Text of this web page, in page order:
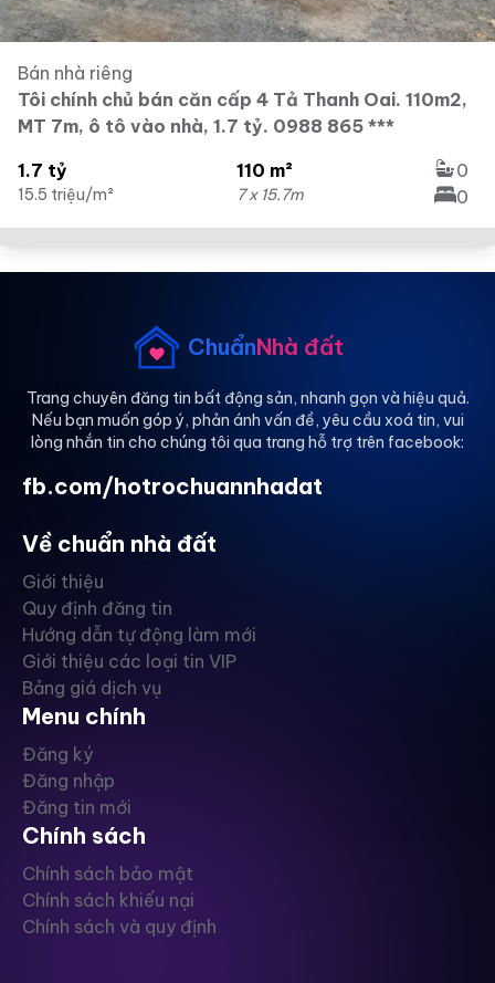
Bán nhà riêng
Tôi chính chủ bán căn cấp 4 Tả Thanh Oai. 110m2,
MT 7m, ô tô vào nhà, 1.7 tỷ. 0988 865 ***
1.7 tỷ
15.5 triệu/m²
110 m²
7 x 15.7m
0
0
ChuẩnNhà đất
Trang chuyên đăng tin bất động sản, nhanh gọn và hiệu quả.
Nếu bạn muốn góp ý, phản ánh vấn đề, yêu cầu xoá tin, vui
lòng nhắn tin cho chúng tôi qua trang hỗ trợ trên facebook:
fb.com/hotrochuannhadat
Về chuẩn nhà đất
Giới thiệu
Quy định đăng tin
Hướng dẫn tự động làm mới
Giới thiệu các loại tin VIP
Bảng giá dịch vụ
Menu chính
Đăng ký
Đăng nhập
Đăng tin mới
Chính sách
Chính sách bảo mật
Chính sách khiếu nại
Chính sách và quy định